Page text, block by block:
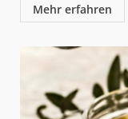
Mehr erfahren